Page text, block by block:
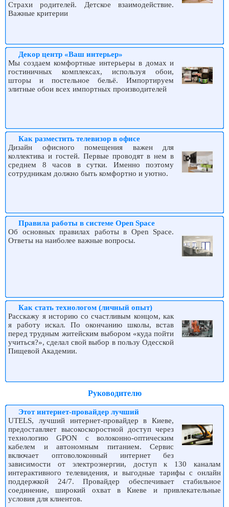
Страхи родителей. Детское взаимодействие.
Важные критерии
Декор центр «Ваш интерьер»
Мы создаем комфортные интерьеры в домах и
гостиничных комплексах, используя обои,
шторы и постельное бельё. Импортируем
элитные обои всех импортных производителей
Как разместить телевизор в офисе
Дизайн офисного помещения важен для
коллектива и гостей. Первые проводят в нем в
среднем 8 часов в сутки. Именно поэтому
сотрудникам должно быть комфортно и уютно.
Правила работы в системе Open Space
Об основных правилах работы в Open Space.
Ответы на наиболее важные вопросы.
Как стать технологом (личный опыт)
Расскажу я историю со счастливым концом, как
я работу искал. По окончанию школы, встав
перед трудным житейским выбором «куда пойти
учиться?», сделал свой выбор в пользу Одесской
Пищевой Академии.
Руководителю
Этот интернет-провайдер лучший
UTELS, лучший интернет-провайдер в Киеве,
предоставляет высокоскоростной доступ через
технологию GPON с волоконно-оптическим
кабелем и автономным питанием. Сервис
включает оптоволоконный интернет без
зависимости от электроэнергии, доступ к 130 каналам
интерактивного телевидения, и выгодные тарифы с онлайн
поддержкой 24/7. Провайдер обеспечивает стабильное
соединение, широкий охват в Киеве и привлекательные
условия для клиентов.